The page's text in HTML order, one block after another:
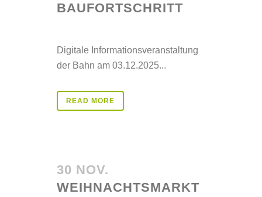
BAUFORTSCHRITT
Digitale Informationsveranstaltung
der Bahn am 03.12.2025...
READ MORE
30 NOV.
WEIHNACHTSMARKT